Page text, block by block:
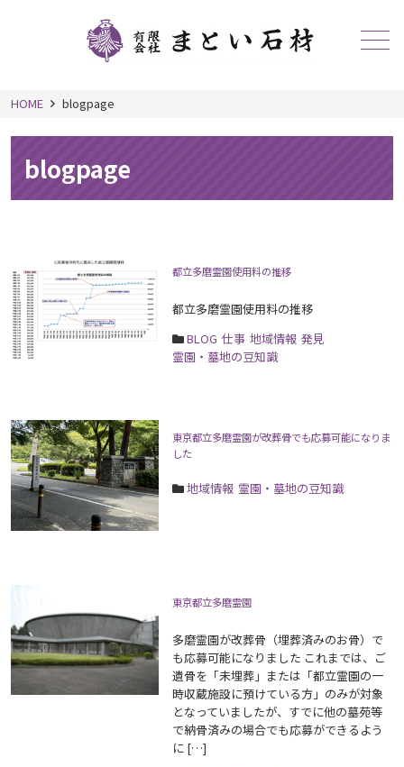
メニュー
HOME blogpage
blogpage
都立多磨霊園使用料の推移
都立多磨霊園使用料の推移
BLOG 仕事 地域情報 発見
霊園・墓地の豆知識
東京都立多磨霊園が改葬骨でも応募可能になりま
した
地域情報 霊園・墓地の豆知識
東京都立多磨霊園
多磨霊園が改葬骨（埋葬済みのお骨）で
も応募可能になりました これまでは、ご
遺骨を「未埋葬」または「都立霊園の一
時収蔵施設に預けている方」のみが対象
となっていましたが、すでに他の墓苑等
で納骨済みの場合でも応募ができるよう
に […]